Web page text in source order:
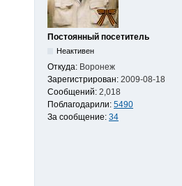
Постоянный посетитель
Неактивен
Откуда: Воронеж
Зарегистрирован: 2009-08-18
Сообщений: 2,018
Поблагодарили: 5490
За сообщение: 34